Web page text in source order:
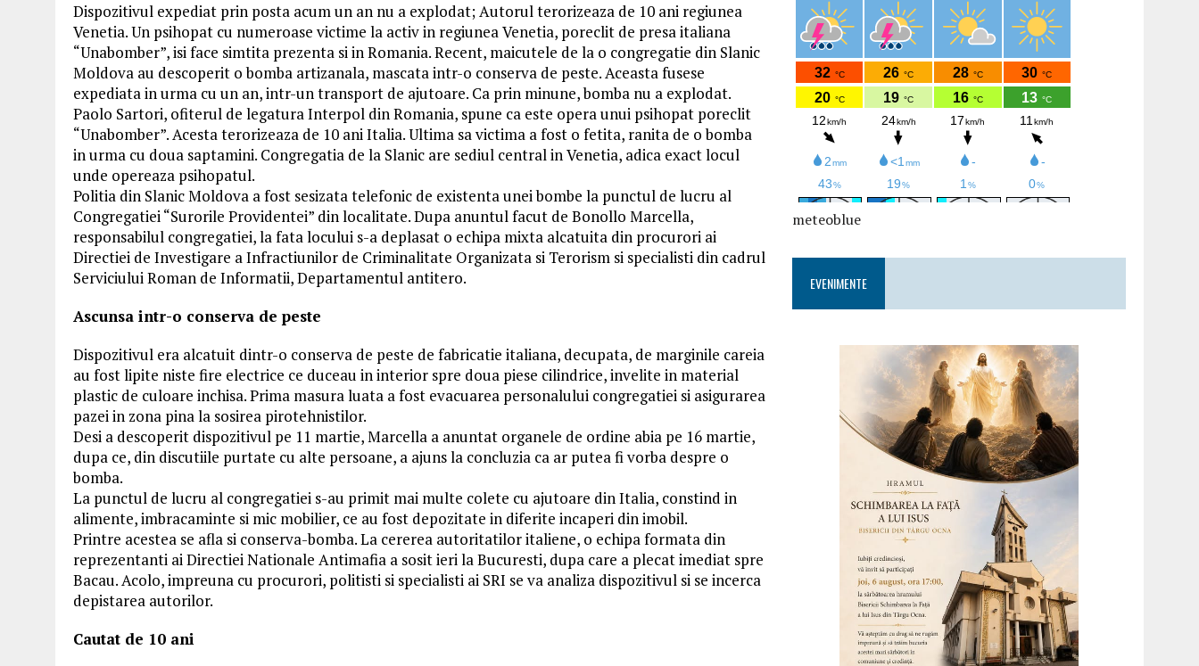
Dispozitivul expediat prin posta acum un an nu a explodat; Autorul terorizeaza de 10 ani regiunea
Venetia. Un psihopat cu numeroase victime la activ in regiunea Venetia, poreclit de presa italiana
“Unabomber”, isi face simtita prezenta si in Romania. Recent, maicutele de la o congregatie din Slanic
Moldova au descoperit o bomba artizanala, mascata intr-o conserva de peste. Aceasta fusese
expediata in urma cu un an, intr-un transport de ajutoare. Ca prin minune, bomba nu a explodat.
Paolo Sartori, ofiterul de legatura Interpol din Romania, spune ca este opera unui psihopat poreclit
“Unabomber”. Acesta terorizeaza de 10 ani Italia. Ultima sa victima a fost o fetita, ranita de o bomba
in urma cu doua saptamini. Congregatia de la Slanic are sediul central in Venetia, adica exact locul
unde opereaza psihopatul.
Politia din Slanic Moldova a fost sesizata telefonic de existenta unei bombe la punctul de lucru al
Congregatiei “Surorile Providentei” din localitate. Dupa anuntul facut de Bonollo Marcella,
responsabilul congregatiei, la fata locului s-a deplasat o echipa mixta alcatuita din procurori ai
Directiei de Investigare a Infractiunilor de Criminalitate Organizata si Terorism si specialisti din cadrul
Serviciului Roman de Informatii, Departamentul antitero.
Ascunsa intr-o conserva de peste
Dispozitivul era alcatuit dintr-o conserva de peste de fabricatie italiana, decupata, de marginile careia
au fost lipite niste fire electrice ce duceau in interior spre doua piese cilindrice, invelite in material
plastic de culoare inchisa. Prima masura luata a fost evacuarea personalului congregatiei si asigurarea
pazei in zona pina la sosirea pirotehnistilor.
Desi a descoperit dispozitivul pe 11 martie, Marcella a anuntat organele de ordine abia pe 16 martie,
dupa ce, din discutiile purtate cu alte persoane, a ajuns la concluzia ca ar putea fi vorba despre o
bomba.
La punctul de lucru al congregatiei s-au primit mai multe colete cu ajutoare din Italia, constind in
alimente, imbracaminte si mic mobilier, ce au fost depozitate in diferite incaperi din imobil.
Printre acestea se afla si conserva-bomba. La cererea autoritatilor italiene, o echipa formata din
reprezentanti ai Directiei Nationale Antimafia a sosit ieri la Bucuresti, dupa care a plecat imediat spre
Bacau. Acolo, impreuna cu procurori, politisti si specialisti ai SRI se va analiza dispozitivul si se incerca
depistarea autorilor.
Cautat de 10 ani
meteoblue
EVENIMENTE